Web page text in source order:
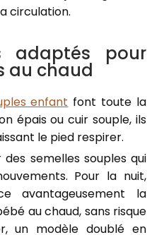
circulation.
adaptés pour
au chaud
enfant font toute la
épais ou cuir souple, ils
le pied respirer.
semelles souples qui
Pour la nuit,
avantageusement la
au chaud, sans risque
un modèle doublé en